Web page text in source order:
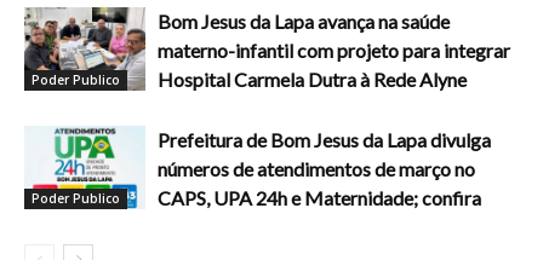
Poder Publico
Bom Jesus da Lapa avança na saúde
materno-infantil com projeto para integrar
Hospital Carmela Dutra à Rede Alyne
Poder Publico
Prefeitura de Bom Jesus da Lapa divulga
números de atendimentos de março no
CAPS, UPA 24h e Maternidade; confira